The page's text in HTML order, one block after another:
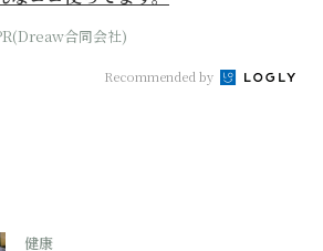
合同会社)
Recommended by
健康